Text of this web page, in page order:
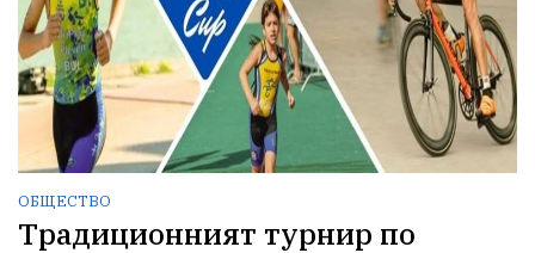
ОБЩЕСТВО
Традиционният турнир по